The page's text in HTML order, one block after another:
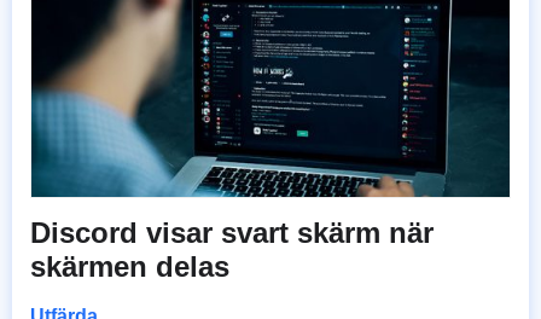
Discord visar svart skärm när
skärmen delas